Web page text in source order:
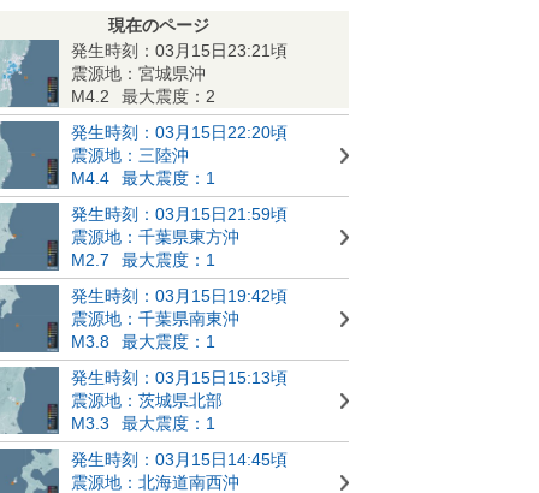
現在のページ
発生時刻：03月15日23:21頃
震源地：宮城県沖
M4.2
最大震度：2
発生時刻：03月15日22:20頃
震源地：三陸沖
M4.4
最大震度：1
発生時刻：03月15日21:59頃
震源地：千葉県東方沖
M2.7
最大震度：1
発生時刻：03月15日19:42頃
震源地：千葉県南東沖
M3.8
最大震度：1
発生時刻：03月15日15:13頃
震源地：茨城県北部
M3.3
最大震度：1
発生時刻：03月15日14:45頃
震源地：北海道南西沖